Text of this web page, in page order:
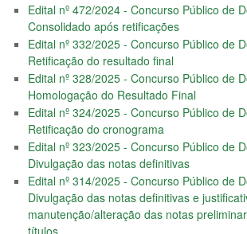
Edital nº 472/2024 - Concurso Público de
Consolidado após retificações
Edital nº 332/2025 - Concurso Público de
Retificação do resultado final
Edital nº 328/2025 - Concurso Público de
Homologação do Resultado Final
Edital nº 324/2025 - Concurso Público de
Retificação do cronograma
Edital nº 323/2025 - Concurso Público de
Divulgação das notas definitivas
Edital nº 314/2025 - Concurso Público de
Divulgação das notas definitivas e
manutenção/alteração das notas
títulos